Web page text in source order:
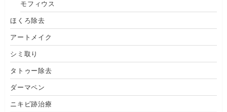
モフィウス
ほくろ除去
アートメイク
シミ取り
タトゥー除去
ダーマペン
ニキビ跡治療